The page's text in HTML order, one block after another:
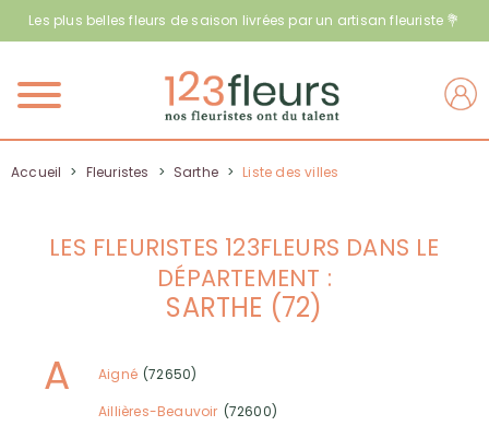
Les plus belles fleurs de saison livrées par un artisan fleuriste 💐
Menu
Accueil > Fleuristes > Sarthe > Liste des villes
LES FLEURISTES 123FLEURS DANS LE
DÉPARTEMENT :
SARTHE (72)
A Aigné (72650)
Aillières-Beauvoir (72600)